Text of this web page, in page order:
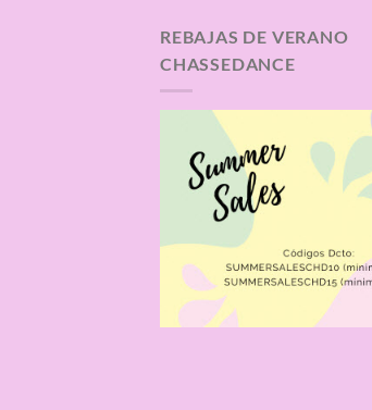
REBAJAS DE VERANO
CHASSEDANCE